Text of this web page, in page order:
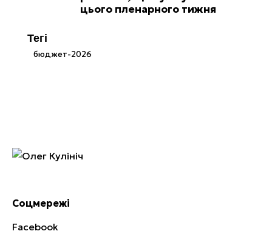
цього пленарного тижня
Тегі
бюджет-2026
Соцмережі
Facebook